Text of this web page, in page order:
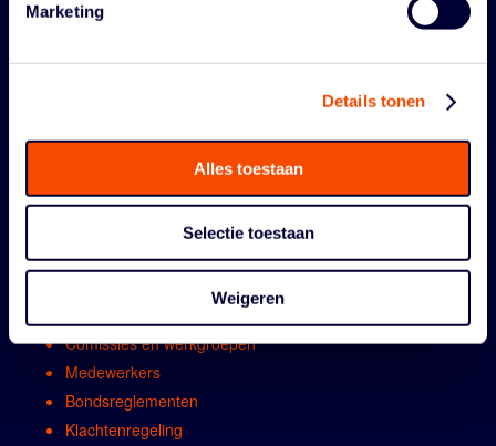
Marketing
Details tonen
Alles toestaan
Selectie toestaan
Weigeren
ORGANISATIE
Contact
Algemene vergadring
Comissies en werkgroepen
Medewerkers
Bondsreglementen
Klachtenregeling